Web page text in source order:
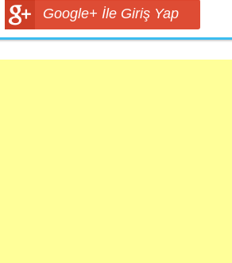
Google+ İle Giriş Yap